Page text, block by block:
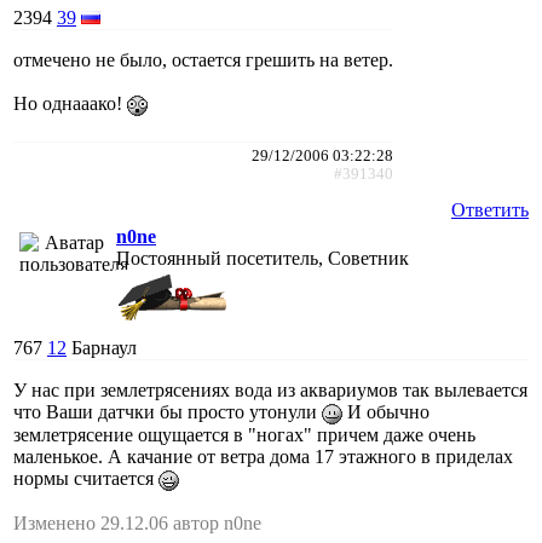
2394 39
отмечено не было, остается грешить на ветер.
Но однааако!
29/12/2006 03:22:28
#391340
Ответить
n0ne
Постоянный посетитель, Советник
767 12 Барнаул
У нас при землетрясениях вода из аквариумов так вылевается
что Ваши датчки бы просто утонули
И обычно
землетрясение ощущается в "ногах" причем даже очень
маленькое. А качание от ветра дома 17 этажного в приделах
нормы считается
Изменено 29.12.06 автор n0ne